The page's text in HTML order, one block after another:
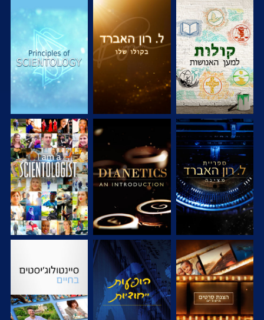
בדוק את הסדרה בדוק את הסדרה בדוק את הסדרה
בדוק את הסדרה בדוק את הסדרה צפה
בדוק את הסדרה צפה בדוק את הסדרה